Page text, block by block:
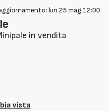
lun 25 mag 12:00
in vendita
vista